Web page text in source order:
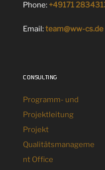
Phone: +49171
Email:team@ww-cs.de
CONSULTING
Programm- und
Projektleitung
Projekt
Qualitätsmanageme
nt Office